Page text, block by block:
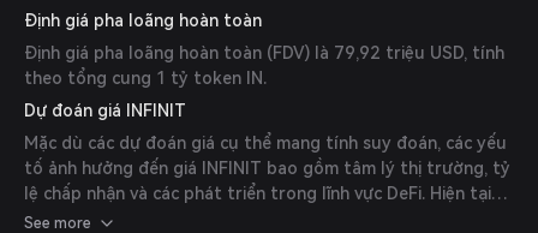
Định giá pha loãng hoàn toàn
Định giá pha loãng hoàn toàn (FDV) là 79,92 triệu USD, tính
theo tổng cung 1 tỷ token IN.
Dự đoán giá INFINIT
Mặc dù các dự đoán giá cụ thể mang tính suy đoán, các yếu
tố ảnh hưởng đến giá INFINIT bao gồm tâm lý thị trường, tỷ
lệ chấp nhận và các phát triển trong lĩnh vực DeFi. Hiện tại
chưa có dự báo nào từ các chuyên gia hoặc ấn phẩm đáng
See more